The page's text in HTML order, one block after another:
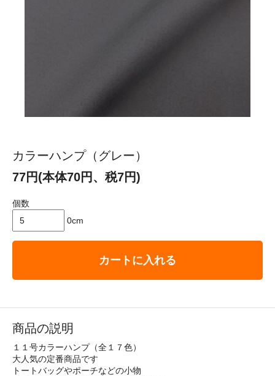
カラーハンプ（グレー）
77円(本体70円、税7円)
個数
0cm
カートに入れる
商品の説明
１１号カラーハンプ（全１７色）
大人気の定番商品です
トートバッグやポーチなどの小物